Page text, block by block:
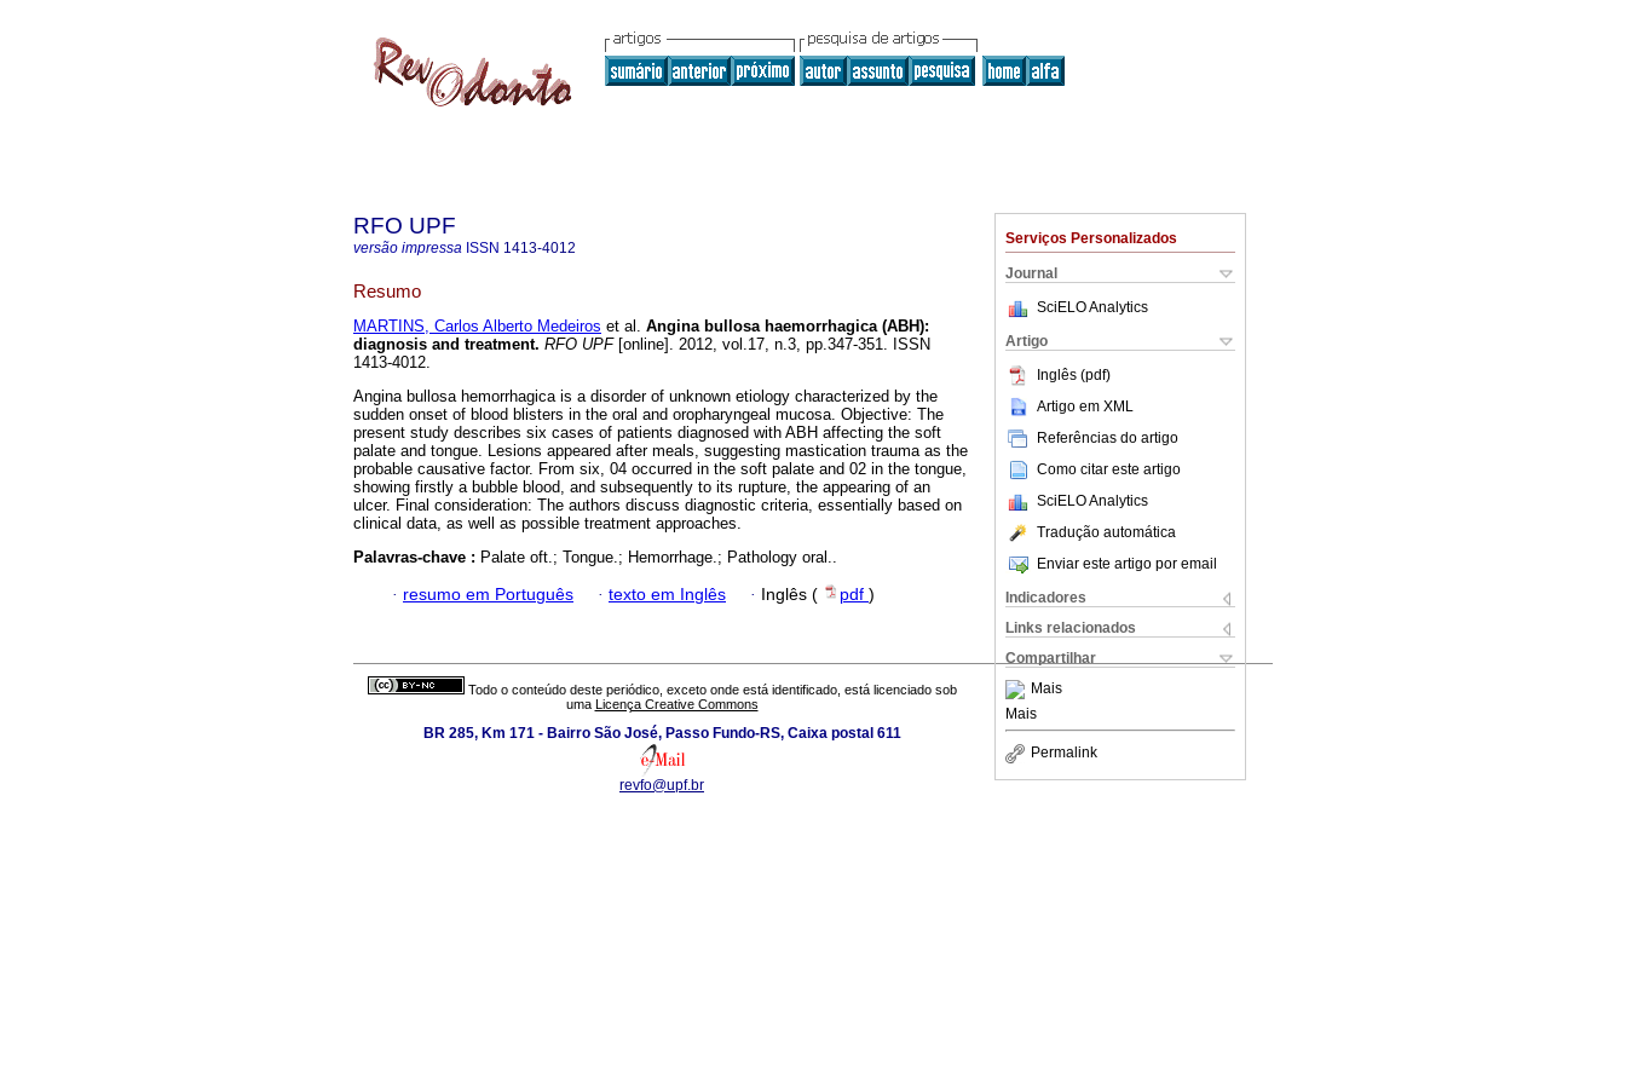
Serviços Personalizados
Journal
SciELO Analytics
Artigo
Inglês (pdf)
Artigo em XML
Referências do artigo
Como citar este artigo
SciELO Analytics
Tradução automática
Enviar este artigo por email
Indicadores
Links relacionados
Compartilhar
Mais
Mais
Permalink
RFO UPF
versão impressa ISSN 1413-4012
Resumo
MARTINS, Carlos Alberto Medeiros et al. Angina bullosa haemorrhagica (ABH):
diagnosis and treatment. RFO UPF[online]. 2012, vol.17, n.3, pp.347-351. ISSN
1413-4012.
Angina bullosa hemorrhagica is a disorder of unknown etiology characterized by the
sudden onset of blood blisters in the oral and oropharyngeal mucosa. Objective: The
present study describes six cases of patients diagnosed with ABH affecting the soft
palate and tongue. Lesions appeared after meals, suggesting mastication trauma as the
probable causative factor. From six, 04 occurred in the soft palate and 02 in the tongue,
showing firstly a bubble blood, and subsequently to its rupture, the appearing of an
ulcer. Final consideration: The authors discuss diagnostic criteria, essentially based on
clinical data, as well as possible treatment approaches.
Palavras-chave : Palate oft.; Tongue.; Hemorrhage.; Pathology oral..
· resumo em Português · texto em Inglês · Inglês ( pdf )
Todo o conteúdo deste periódico, exceto onde está identificado, está licenciado sob
uma Licença Creative Commons
BR 285, Km 171 - Bairro São José, Passo Fundo-RS, Caixa postal 611
revfo@upf.br